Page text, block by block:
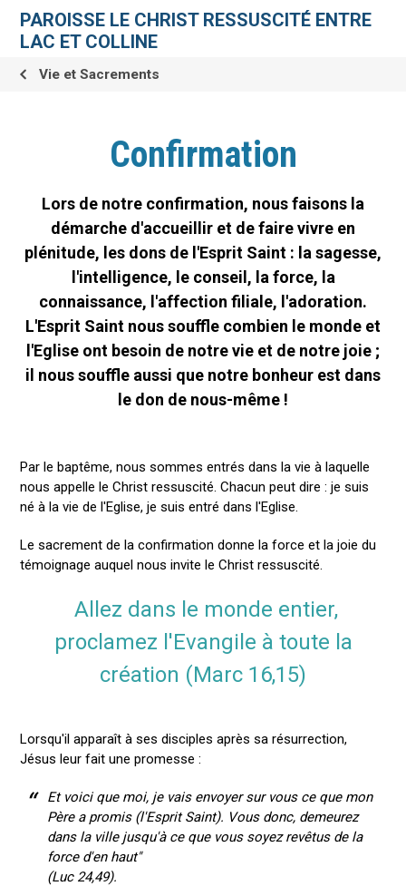
contenu.
navigation
personnelsPAROISSE LE CHRIST RESSUSCITÉ ENTRE
LAC ET COLLINE
Vie et Sacrements
Confirmation
Lors de notre confirmation, nous faisons la
démarche d'accueillir et de faire vivre en
plénitude, les dons de l'Esprit Saint : la sagesse,
l'intelligence, le conseil, la force, la
connaissance, l'affection filiale, l'adoration.
L'Esprit Saint nous souffle combien le monde et
l'Eglise ont besoin de notre vie et de notre joie ;
il nous souffle aussi que notre bonheur est dans
le don de nous-même !
Par le baptême, nous sommes entrés dans la vie à laquelle
nous appelle le Christ ressuscité. Chacun peut dire : je suis
né à la vie de l'Eglise, je suis entré dans l'Eglise.
Le sacrement de la confirmation donne la force et la joie du
témoignage auquel nous invite le Christ ressuscité.
Allez dans le monde entier,
proclamez l'Evangile à toute la
création (Marc 16,15)
Lorsqu'il apparaît à ses disciples après sa résurrection,
Jésus leur fait une promesse :
Et voici que moi, je vais envoyer sur vous ce que mon
Père a promis (l'Esprit Saint). Vous donc, demeurez
dans la ville jusqu'à ce que vous soyez revêtus de la
force d'en haut"
(Luc 24,49).